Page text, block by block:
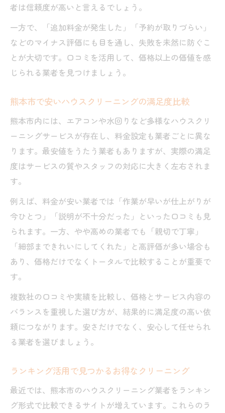
者は信頼度が高いと言えるでしょう。
一方で、「追加料金が発生した」「予約が取りづらい」
などのマイナス評価にも目を通し、失敗を未然に防ぐこ
とが大切です。口コミを活用して、価格以上の価値を感
じられる業者を見つけましょう。
熊本市で安いハウスクリーニングの満足度比較
熊本市内には、エアコンや水回りなど多様なハウスクリ
ーニングサービスが存在し、料金設定も業者ごとに異な
ります。最安値をうたう業者もありますが、実際の満足
度はサービスの質やスタッフの対応に大きく左右されま
す。
例えば、料金が安い業者では「作業が早いが仕上がりが
今ひとつ」「説明が不十分だった」といった口コミも見
られます。一方、やや高めの業者でも「親切で丁寧」
「細部まできれいにしてくれた」と高評価が多い場合も
あり、価格だけでなくトータルで比較することが重要で
す。
複数社の口コミや実績を比較し、価格とサービス内容の
バランスを重視した選び方が、結果的に満足度の高い依
頼につながります。安さだけでなく、安心して任せられ
る業者を選びましょう。
ランキング活用で見つかるお得なクリーニング
最近では、熊本市のハウスクリーニング業者をランキン
グ形式で比較できるサイトが増えています。これらのラ